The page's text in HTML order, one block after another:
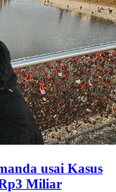
usai Kasus
Miliar